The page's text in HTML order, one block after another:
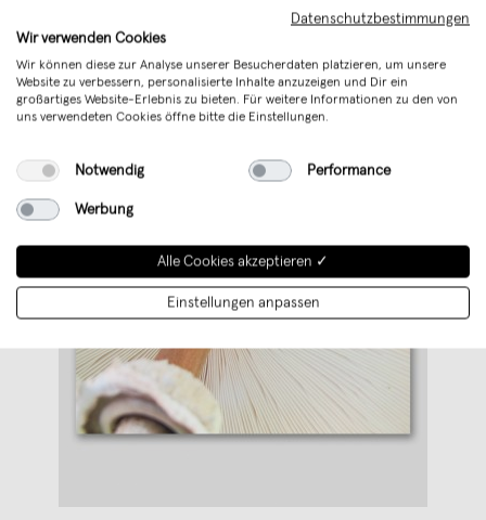
WeiterlesenDatenschutzbestimmungen
Wir verwenden Cookies
Wir können diese zur Analyse unserer Besucherdaten platzieren, um unsere
Website zu verbessern, personalisierte Inhalte anzuzeigen und Dir ein
großartiges Website-Erlebnis zu bieten. Für weitere Informationen zu den von
uns verwendeten Cookies öffne bitte die Einstellungen.
Notwendig Performance
Werbung
Alle Cookies akzeptieren ✓
Einstellungen anpassen